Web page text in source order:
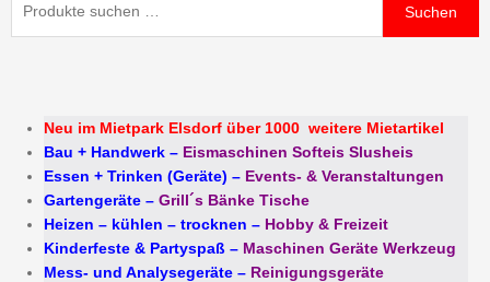
Suchen
Neu im Mietpark Elsdorf über 1000 weitere Mietartikel
Bau + Handwerk – Eismaschinen Softeis Slusheis
Essen + Trinken (Geräte) – Events- & Veranstaltungen
Gartengeräte – Grill´s Bänke Tische
Heizen – kühlen – trocknen – Hobby & Freizeit
Kinderfeste & Partyspaß – Maschinen Geräte Werkzeug
Mess- und Analysegeräte – Reinigungsgeräte